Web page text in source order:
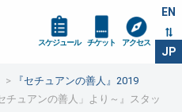
EN
JP
スケジュール チケット アクセス
『セチュアンの善人』2019
チュアンの善人」より～』スタッ